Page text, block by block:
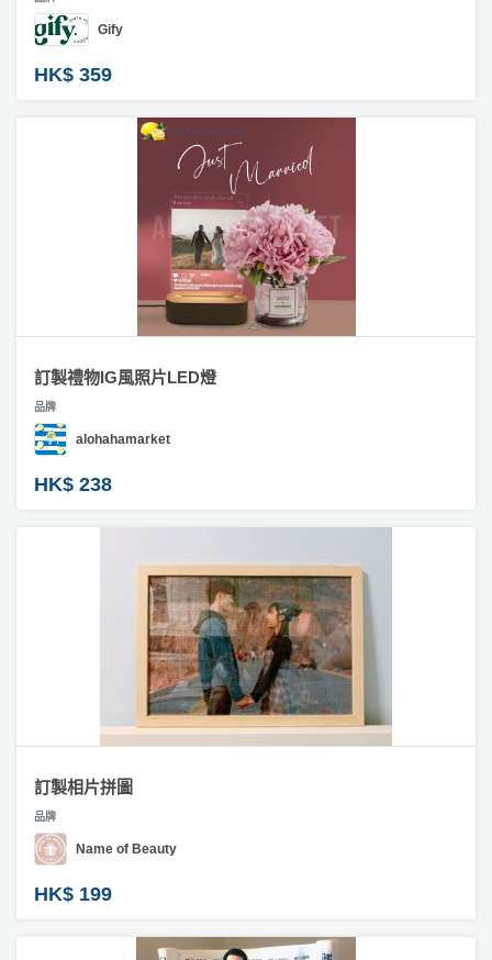
Gify
HK$ 359
訂製禮物IG風照片LED燈
品牌
alohahamarket
HK$ 238
訂製相片拼圖
品牌
Name of Beauty
HK$ 199